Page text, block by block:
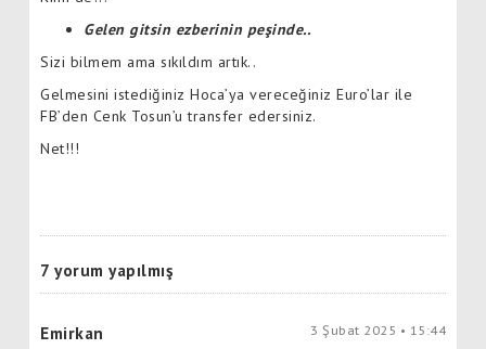
Gelen gitsin ezberinin peşinde..
Sizi bilmem ama sıkıldım artık..
Gelmesini istediğiniz Hoca’ya vereceğiniz Euro’lar ile
FB’den Cenk Tosun’u transfer edersiniz.
Net!!!
7 yorum yapılmış
Emirkan 3 Şubat 2025 • 15:44